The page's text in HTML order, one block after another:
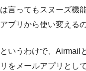
は言ってもスヌーズ機
アプリから使い変える
というわけで、Airmail
リをメールアプリとし